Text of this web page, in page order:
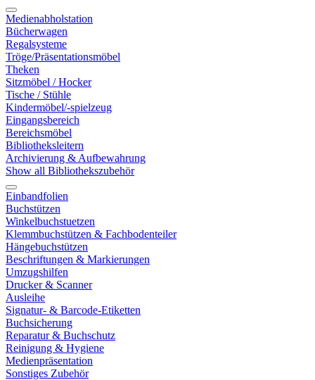
Medienabholstation
Bücherwagen
Regalsysteme
Tröge/Präsentationsmöbel
Theken
Sitzmöbel / Hocker
Tische / Stühle
Kindermöbel/-spielzeug
Eingangsbereich
Bereichsmöbel
Bibliotheksleitern
Archivierung & Aufbewahrung
Show all Bibliothekszubehör
Einbandfolien
Buchstützen
Winkelbuchstuetzen
Klemmbuchstützen & Fachbodenteiler
Hängebuchstützen
Beschriftungen & Markierungen
Umzugshilfen
Drucker & Scanner
Ausleihe
Signatur- & Barcode-Etiketten
Buchsicherung
Reparatur & Buchschutz
Reinigung & Hygiene
Medienpräsentation
Sonstiges Zubehör